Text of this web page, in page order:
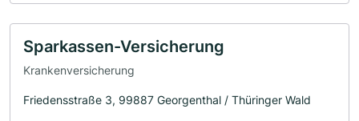
Sparkassen-Versicherung
Krankenversicherung
Friedensstraße 3, 99887 Georgenthal / Thüringer Wald